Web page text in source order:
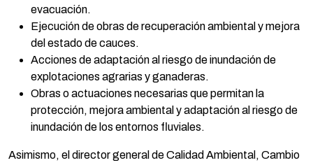
evacuación.
Ejecución de obras de recuperación ambiental y mejora
del estado de cauces.
Acciones de adaptación al riesgo de inundación de
explotaciones agrarias y ganaderas.
Obras o actuaciones necesarias que permitan la
protección, mejora ambiental y adaptación al riesgo de
inundación de los entornos fluviales.
Asimismo, el director general de Calidad Ambiental, Cambio